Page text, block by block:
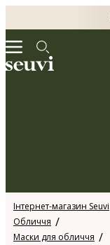
Інтернет-магазин Seuvi
Обличчя
Маски для обличчя